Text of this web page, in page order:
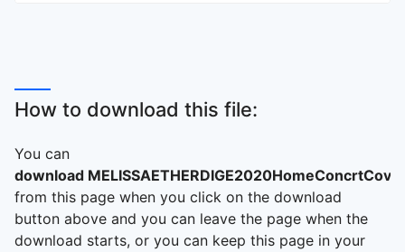
How to download this file:
You can
download
from this page when you click on the download
button above and you can leave the page when the
download starts, or you can keep this page in your